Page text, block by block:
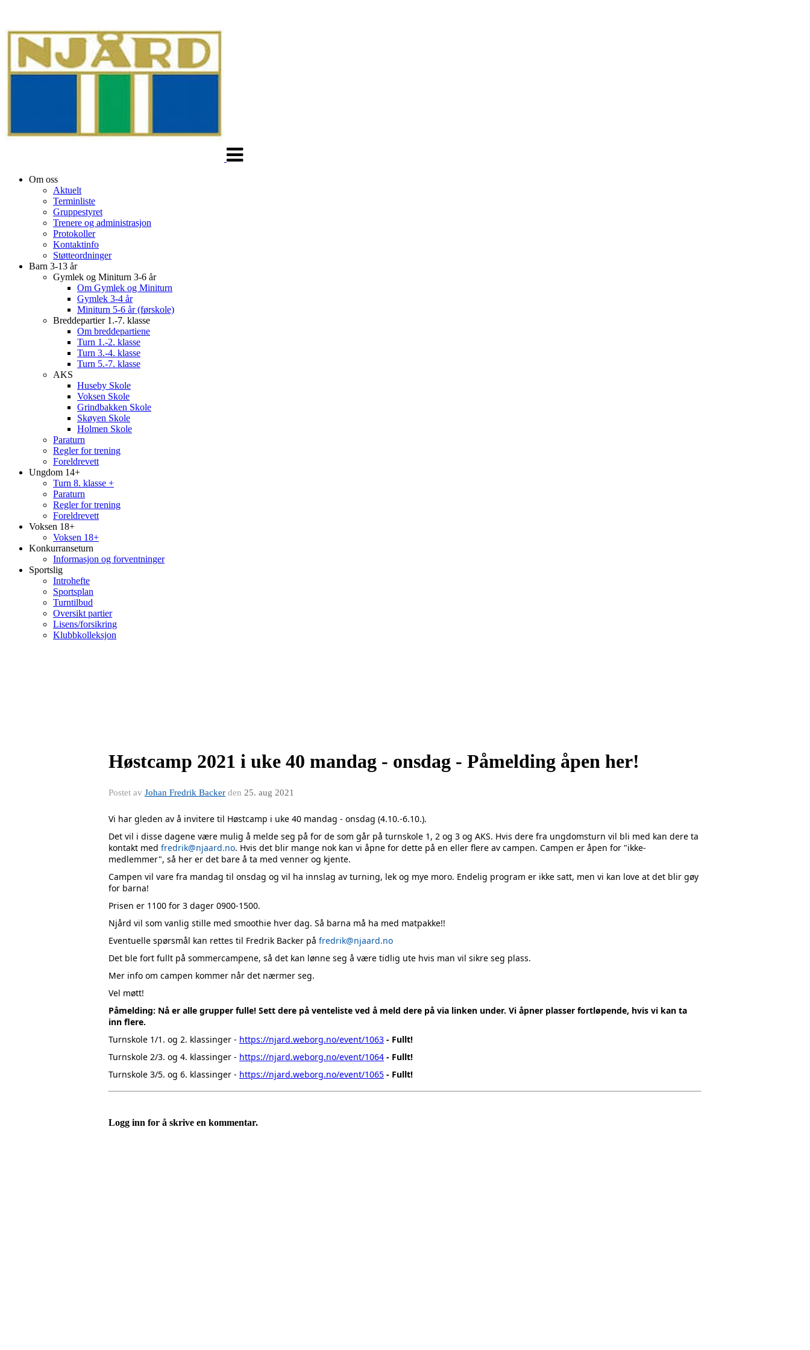
Om oss
Aktuelt
Terminliste
Gruppestyret
Trenere og administrasjon
Protokoller
Kontaktinfo
Støtteordninger
Barn 3-13 år
Gymlek og Miniturn 3-6 år
Om Gymlek og Miniturn
Gymlek 3-4 år
Miniturn 5-6 år (førskole)
Breddepartier 1.-7. klasse
Om breddepartiene
Turn 1.-2. klasse
Turn 3.-4. klasse
Turn 5.-7. klasse
AKS
Huseby Skole
Voksen Skole
Grindbakken Skole
Skøyen Skole
Holmen Skole
Paraturn
Regler for trening
Foreldrevett
Ungdom 14+
Turn 8. klasse +
Paraturn
Regler for trening
Foreldrevett
Voksen 18+
Voksen 18+
Konkurranseturn
Informasjon og forventninger
Sportslig
Introhefte
Sportsplan
Turntilbud
Oversikt partier
Lisens/forsikring
Klubbkolleksjon
Høstcamp 2021 i uke 40 mandag - onsdag - Påmelding åpen her!
Postet av Johan Fredrik Backer den 25. aug 2021
Vi har gleden av å invitere til Høstcamp i uke 40 mandag - onsdag (4.10.-6.10.).
Det vil i disse dagene være mulig å melde seg på for de som går på turnskole 1, 2 og 3 og AKS. Hvis dere fra ungdomsturn vil bli med kan dere ta
kontakt med fredrik@njaard.no. Hvis det blir mange nok kan vi åpne for dette på en eller flere av campen. Campen er åpen for "ikke-
medlemmer", så her er det bare å ta med venner og kjente.
Campen vil vare fra mandag til onsdag og vil ha innslag av turning, lek og mye moro. Endelig program er ikke satt, men vi kan love at det blir gøy
for barna!
Prisen er 1100 for 3 dager 0900-1500.
Njård vil som vanlig stille med smoothie hver dag. Så barna må ha med matpakke!!
Eventuelle spørsmål kan rettes til Fredrik Backer på fredrik@njaard.no
Det ble fort fullt på sommercampene, så det kan lønne seg å være tidlig ute hvis man vil sikre seg plass.
Mer info om campen kommer når det nærmer seg.
Vel møtt!
Påmelding: Nå er alle grupper fulle! Sett dere på venteliste ved å meld dere på via linken under. Vi åpner plasser fortløpende, hvis vi kan ta
inn flere.
Turnskole 1/1. og 2. klassinger - https://njard.weborg.no/event/1063 - Fullt!
Turnskole 2/3. og 4. klassinger - https://njard.weborg.no/event/1064 - Fullt!
Turnskole 3/5. og 6. klassinger - https://njard.weborg.no/event/1065 - Fullt!
Logg inn for å skrive en kommentar.